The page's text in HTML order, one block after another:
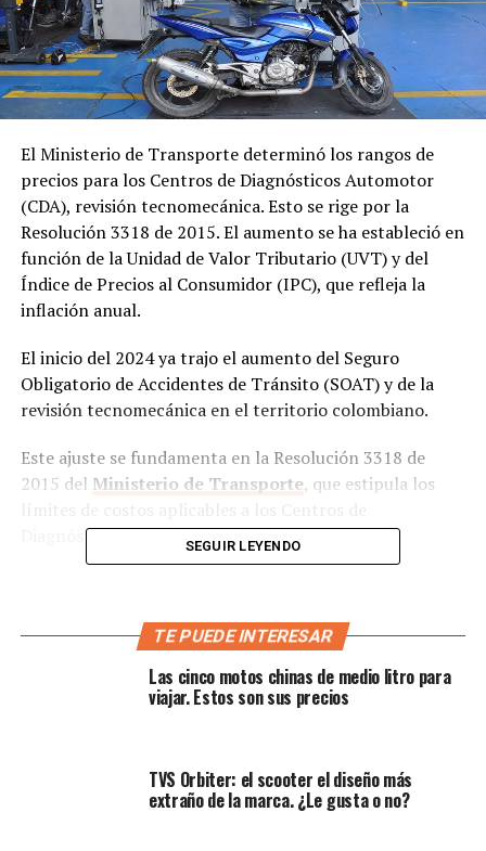
El Ministerio de Transporte determinó los rangos de
precios para los Centros de Diagnósticos Automotor
(CDA), revisión tecnomecánica. Esto se rige por la
Resolución 3318 de 2015. El aumento se ha estableció en
función de la Unidad de Valor Tributario (UVT) y del
Índice de Precios al Consumidor (IPC), que refleja la
inflación anual.
El inicio del 2024 ya trajo el aumento del Seguro
Obligatorio de Accidentes de Tránsito (SOAT) y de la
revisión tecnomecánica en el territorio colombiano.
Este ajuste se fundamenta en la Resolución 3318 de
2015 del Ministerio de Transporte, que estipula los
Diagnósticos Automotores (CDA).
SEGUIR LEYENDO
TE PUEDE INTERESAR
Las cinco motos chinas de medio litro para
viajar. Estos son sus precios
TVS Orbiter: el scooter el diseño más
extraño de la marca. ¿Le gusta o no?